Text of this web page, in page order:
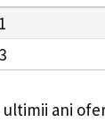
ani